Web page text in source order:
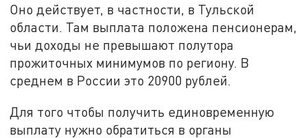
Оно действует, в частности, в Тульской
области. Там выплата положена пенсионерам,
чьи доходы не превышают полутора
прожиточных минимумов по региону. В
среднем в России это 20900 рублей.
Для того чтобы получить единовременную
выплату нужно обратиться в органы